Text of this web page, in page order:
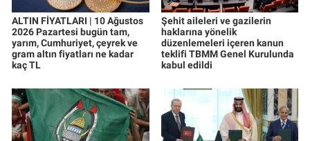
ALTIN FİYATLARI | 10 Ağustos
2026 Pazartesi bugün tam,
yarım, Cumhuriyet, çeyrek ve
gram altın fiyatları ne kadar
kaç TL
Şehit aileleri ve gazilerin
haklarına yönelik
düzenlemeleri içeren kanun
teklifi TBMM Genel Kurulunda
kabul edildi